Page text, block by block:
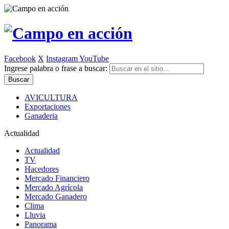
Facebook X InstagramYouTube
Ingrese palabra o frase a buscar:
AVICULTURA
Exportaciones
Ganaderia
Actualidad
Actualidad
TV
Hacedores
Mercado Financiero
Mercado Agrícola
Mercado Ganadero
Clima
Lluvia
Panorama